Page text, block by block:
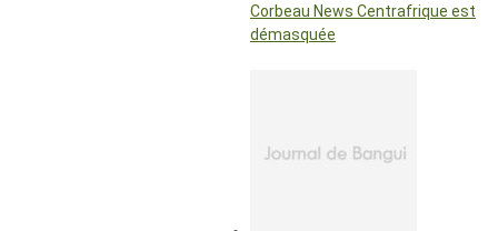
Corbeau News Centrafrique est
démasquée